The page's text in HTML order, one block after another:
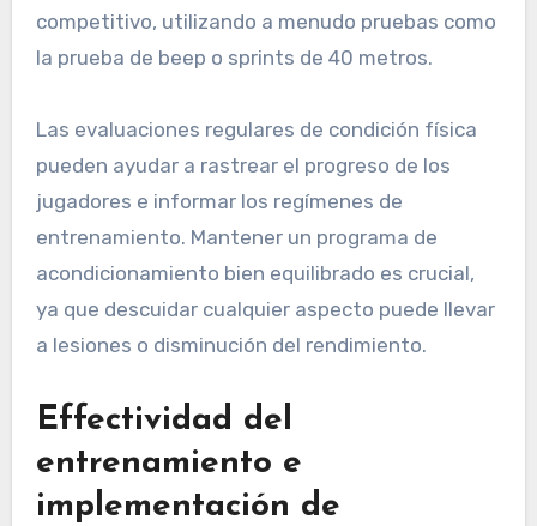
competitivo, utilizando a menudo pruebas como
la prueba de beep o sprints de 40 metros.
Las evaluaciones regulares de condición física
pueden ayudar a rastrear el progreso de los
jugadores e informar los regímenes de
entrenamiento. Mantener un programa de
acondicionamiento bien equilibrado es crucial,
ya que descuidar cualquier aspecto puede llevar
a lesiones o disminución del rendimiento.
Effectividad del
entrenamiento e
implementación de